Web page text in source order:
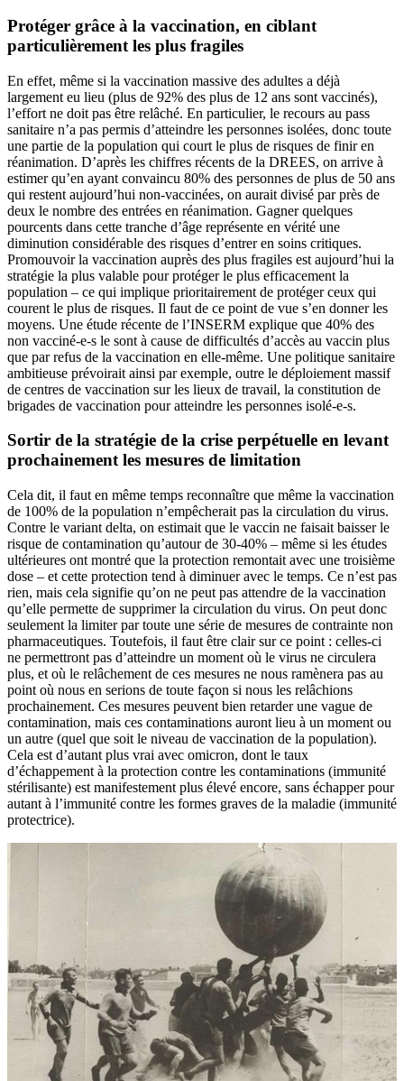
Protéger grâce à la vaccination, en ciblant
particulièrement les plus fragiles
En effet, même si la vaccination massive des adultes a déjà
largement eu lieu (plus de 92% des plus de 12 ans sont vaccinés),
l’effort ne doit pas être relâché. En particulier, le recours au pass
sanitaire n’a pas permis d’atteindre les personnes isolées, donc toute
une partie de la population qui court le plus de risques de finir en
réanimation. D’après les chiffres récents de la DREES, on arrive à
estimer qu’en ayant convaincu 80% des personnes de plus de 50 ans
qui restent aujourd’hui non-vaccinées, on aurait divisé par près de
deux le nombre des entrées en réanimation. Gagner quelques
pourcents dans cette tranche d’âge représente en vérité une
diminution considérable des risques d’entrer en soins critiques.
Promouvoir la vaccination auprès des plus fragiles est aujourd’hui la
stratégie la plus valable pour protéger le plus efficacement la
population – ce qui implique prioritairement de protéger ceux qui
courent le plus de risques. Il faut de ce point de vue s’en donner les
moyens. Une étude récente de l’INSERM explique que 40% des
non vacciné-e-s le sont à cause de difficultés d’accès au vaccin plus
que par refus de la vaccination en elle-même. Une politique sanitaire
ambitieuse prévoirait ainsi par exemple, outre le déploiement massif
de centres de vaccination sur les lieux de travail, la constitution de
brigades de vaccination pour atteindre les personnes isolé-e-s.
Sortir de la stratégie de la crise perpétuelle en levant
prochainement les mesures de limitation
Cela dit, il faut en même temps reconnaître que même la vaccination
de 100% de la population n’empêcherait pas la circulation du virus.
Contre le variant delta, on estimait que le vaccin ne faisait baisser le
risque de contamination qu’autour de 30-40% – même si les études
ultérieures ont montré que la protection remontait avec une troisième
dose – et cette protection tend à diminuer avec le temps. Ce n’est pas
rien, mais cela signifie qu’on ne peut pas attendre de la vaccination
qu’elle permette de supprimer la circulation du virus. On peut donc
seulement la limiter par toute une série de mesures de contrainte non
pharmaceutiques. Toutefois, il faut être clair sur ce point : celles-ci
ne permettront pas d’atteindre un moment où le virus ne circulera
plus, et où le relâchement de ces mesures ne nous ramènera pas au
point où nous en serions de toute façon si nous les relâchions
prochainement. Ces mesures peuvent bien retarder une vague de
contamination, mais ces contaminations auront lieu à un moment ou
un autre (quel que soit le niveau de vaccination de la population).
Cela est d’autant plus vrai avec omicron, dont le taux
d’échappement à la protection contre les contaminations (immunité
stérilisante) est manifestement plus élevé encore, sans échapper pour
autant à l’immunité contre les formes graves de la maladie (immunité
protectrice).